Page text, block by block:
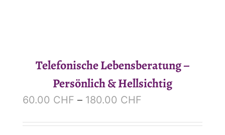
Telefonische Lebensberatung –
Persönlich & Hellsichtig
60.00 CHF – 180.00 CHF
bis